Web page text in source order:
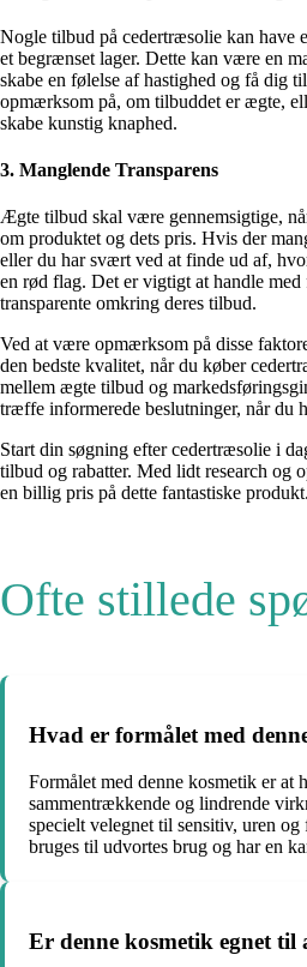
Nogle tilbud på cedertræsolie kan have
et begrænset lager. Dette kan være en
skabe en følelse af hastighed og få dig
opmærksom på, om tilbuddet er ægte,
skabe kunstig knaphed.
3. Manglende Transparens
Ægte tilbud skal være gennemsigtige,
om produktet og dets pris. Hvis der
eller du har svært ved at finde ud af,
en rød flag. Det er vigtigt at handle med
transparente omkring deres tilbud.
Ved at være opmærksom på disse
den bedste kvalitet, når du køber
mellem ægte tilbud og
træffe informerede beslutninger, når du
Start din søgning efter cedertræsolie i
tilbud og rabatter. Med lidt research og
en billig pris på dette fantastiske produkt.
Ofte stillede
Hvad er formålet med
Formålet med denne kosmetik er at
sammentrækkende og lindrende
specielt velegnet til sensitiv, uren
bruges til udvortes brug og har en
Er denne kosmetik egnet til